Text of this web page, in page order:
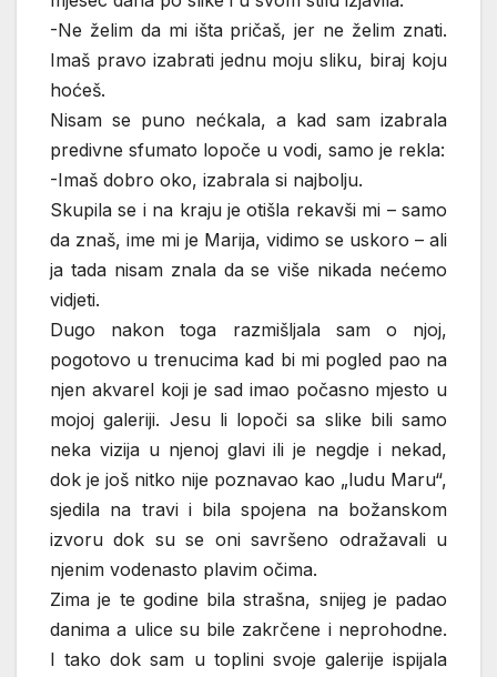
-Ne želim da mi išta pričaš, jer ne želim znati.
Imaš pravo izabrati jednu moju sliku, biraj koju
hoćeš.
Nisam se puno nećkala, a kad sam izabrala
predivne sfumato lopoče u vodi, samo je rekla:
-Imaš dobro oko, izabrala si najbolju.
Skupila se i na kraju je otišla rekavši mi – samo
da znaš, ime mi je Marija, vidimo se uskoro – ali
ja tada nisam znala da se više nikada nećemo
vidjeti.
Dugo nakon toga razmišljala sam o njoj,
pogotovo u trenucima kad bi mi pogled pao na
njen akvarel koji je sad imao počasno mjesto u
mojoj galeriji. Jesu li lopoči sa slike bili samo
neka vizija u njenoj glavi ili je negdje i nekad,
dok je još nitko nije poznavao kao „ludu Maru“,
sjedila na travi i bila spojena na božanskom
izvoru dok su se oni savršeno odražavali u
njenim vodenasto plavim očima.
Zima je te godine bila strašna, snijeg je padao
danima a ulice su bile zakrčene i neprohodne.
I tako dok sam u toplini svoje galerije ispijala